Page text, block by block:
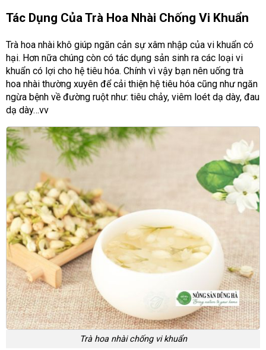
Tác Dụng Của Trà Hoa Nhài Chống Vi Khuẩn
Trà hoa nhài khô giúp ngăn cản sự xâm nhập của vi khuẩn có
hại. Hơn nữa chúng còn có tác dụng sản sinh ra các loại vi
khuẩn có lợi cho hệ tiêu hóa. Chính vì vậy bạn nên uống trà
hoa nhài thường xuyên để cải thiện hệ tiêu hóa cũng như ngăn
ngừa bệnh về đường ruột như: tiêu chảy, viêm loét dạ dày, đau
dạ dày…vv
Trà hoa nhài chống vi khuẩn